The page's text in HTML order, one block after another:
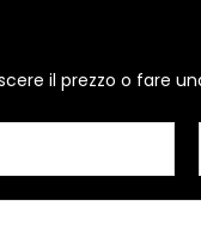
il prezzo o fare